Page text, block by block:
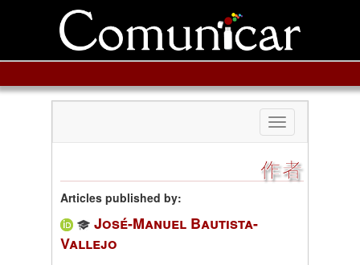
Toggle
navigation
作者
Articles published by:
José-Manuel Bautista-
Vallejo